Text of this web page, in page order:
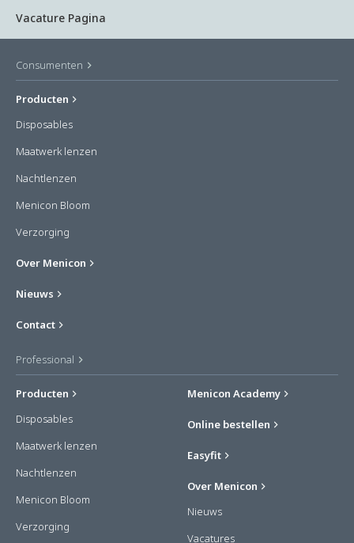
Vacature Pagina
Consumenten
Producten
Disposables
Maatwerk lenzen
Nachtlenzen
Menicon Bloom
Verzorging
Over Menicon
Nieuws
Contact
Professional
Producten
Disposables
Maatwerk lenzen
Nachtlenzen
Menicon Bloom
Verzorging
Menicon Academy
Online bestellen
Easyfit
Over Menicon
Nieuws
Vacatures